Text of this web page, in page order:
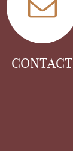
CONTACT